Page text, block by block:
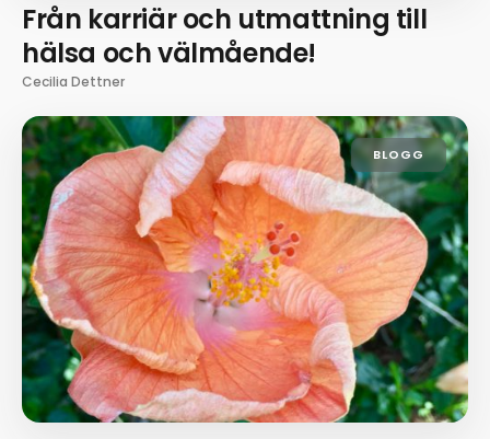
Från karriär och utmattning till
hälsa och välmående!
Cecilia Dettner
BLOGG